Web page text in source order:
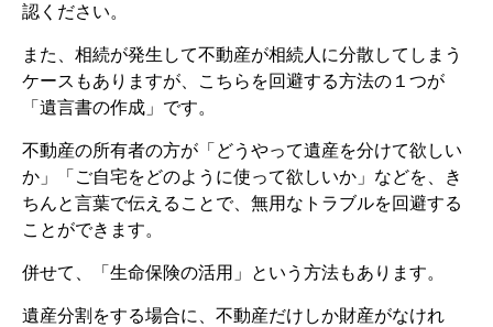
認ください。
また、相続が発生して不動産が相続人に分散してしまう
ケースもありますが、こちらを回避する方法の１つが
「遺言書の作成」です。
不動産の所有者の方が「どうやって遺産を分けて欲しい
か」「ご自宅をどのように使って欲しいか」などを、き
ちんと言葉で伝えることで、無用なトラブルを回避する
ことができます。
併せて、「生命保険の活用」という方法もあります。
遺産分割をする場合に、不動産だけしか財産がなけれ